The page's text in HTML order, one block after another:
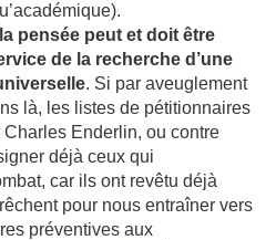
pensée peut et doit être
de la recherche d’une
. Si par aveuglement
là, les listes de pétitionnaires
Enderlin, ou contre
déjà ceux qui
car ils ont revêtu déjà
pour nous entraîner vers
préventives aux